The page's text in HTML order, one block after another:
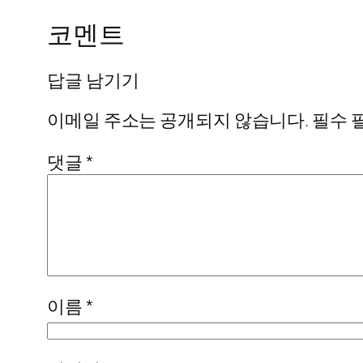
코멘트
답글 남기기
이메일 주소는 공개되지 않습니다. 필수
댓글*
이름*